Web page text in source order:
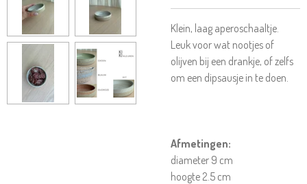
Klein, laag aperoschaaltje.
Leuk voor wat nootjes of
olijven bij een drankje, of zelfs
om een dipsausje in te doen.
Afmetingen:
diameter 9 cm
hoogte 2.5 cm